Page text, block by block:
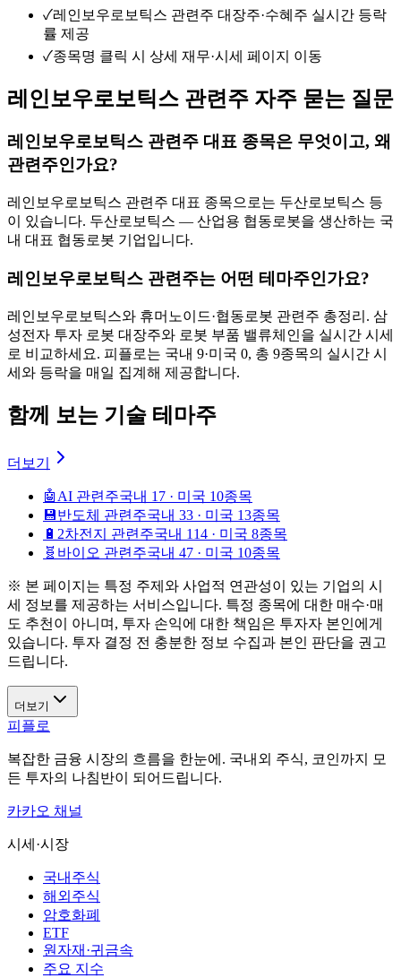
✓레인보우로보틱스 관련주 대장주·수혜주 실시간 등락
률 제공
✓종목명 클릭 시 상세 재무·시세 페이지 이동
레인보우로보틱스 관련주 자주 묻는 질문
레인보우로보틱스 관련주 대표 종목은 무엇이고, 왜
관련주인가요?
레인보우로보틱스 관련주 대표 종목으로는 두산로보틱스 등
이 있습니다. 두산로보틱스 — 산업용 협동로봇을 생산하는 국
내 대표 협동로봇 기업입니다.
레인보우로보틱스 관련주는 어떤 테마주인가요?
레인보우로보틱스와 휴머노이드·협동로봇 관련주 총정리. 삼
성전자 투자 로봇 대장주와 로봇 부품 밸류체인을 실시간 시세
로 비교하세요. 피플로는 국내 9·미국 0, 총 9종목의 실시간 시
세와 등락을 매일 집계해 제공합니다.
함께 보는 기술 테마주
더보기
🤖AI 관련주국내 17 · 미국 10종목
💾반도체 관련주국내 33 · 미국 13종목
🔋 2차전지 관련주국내 114 · 미국 8종목
🧬 바이오 관련주국내 47 · 미국 10종목
※ 본 페이지는 특정 주제와 사업적 연관성이 있는 기업의 시
세 정보를 제공하는 서비스입니다. 특정 종목에 대한 매수·매
도 추천이 아니며, 투자 손익에 대한 책임은 투자자 본인에게
있습니다. 투자 결정 전 충분한 정보 수집과 본인 판단을 권고
드립니다.
더보기
피플로
복잡한 금융 시장의 흐름을 한눈에. 국내외 주식, 코인까지 모
든 투자의 나침반이 되어드립니다.
카카오 채널
시세·시장
국내주식
해외주식
암호화폐
ETF
원자재·귀금속
주요 지수